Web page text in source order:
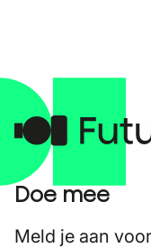
Doe mee
Meld je aan